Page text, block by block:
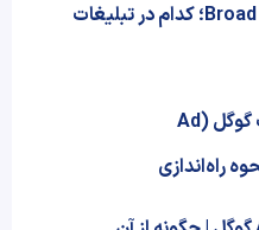
AI Max یا Broad match؛ کدام در تبلیغات
زمان‌بندی تبلیغات گوگل (Ad